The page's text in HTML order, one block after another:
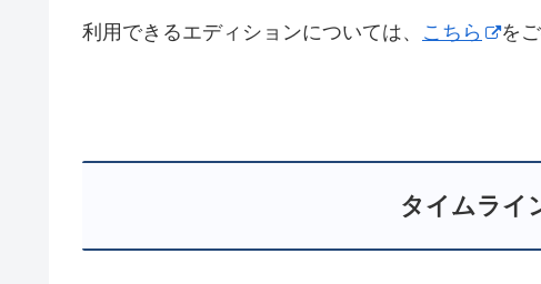
利用できるエディションについては、 こちら を
タイムライ